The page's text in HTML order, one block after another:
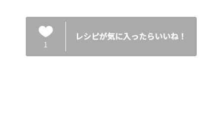
1
レシピが気に入ったらいいね！